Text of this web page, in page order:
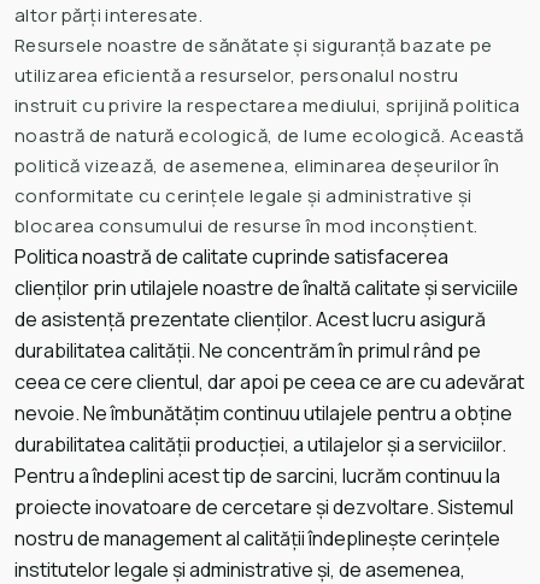
altor părți interesate.
Resursele noastre de sănătate și siguranță bazate pe
utilizarea eficientă a resurselor, personalul nostru
instruit cu privire la respectarea mediului, sprijină politica
noastră de natură ecologică, de lume ecologică. Această
politică vizează, de asemenea, eliminarea deșeurilor în
conformitate cu cerințele legale și administrative și
blocarea consumului de resurse în mod inconștient.
Politica noastră de calitate cuprinde satisfacerea
clienților prin utilajele noastre de înaltă calitate și serviciile
de asistență prezentate clienților. Acest lucru asigură
durabilitatea calității. Ne concentrăm în primul rând pe
ceea ce cere clientul, dar apoi pe ceea ce are cu adevărat
nevoie. Ne îmbunătățim continuu utilajele pentru a obține
durabilitatea calității producției, a utilajelor și a serviciilor.
Pentru a îndeplini acest tip de sarcini, lucrăm continuu la
proiecte inovatoare de cercetare și dezvoltare. Sistemul
nostru de management al calității îndeplinește cerințele
institutelor legale și administrative și, de asemenea,